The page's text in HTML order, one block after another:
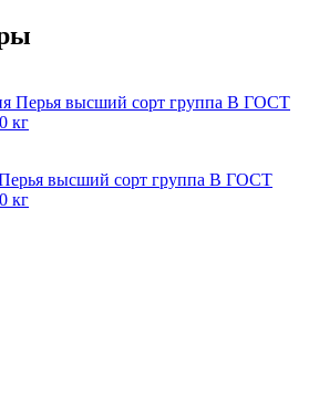
высший сорт группа В ГОСТ
кг